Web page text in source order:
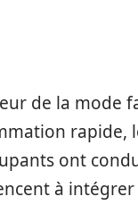
de la mode
rapide,
ont
à